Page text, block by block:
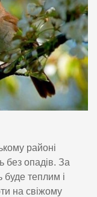
районі
без опадів. За
буде теплим і
на свіжому